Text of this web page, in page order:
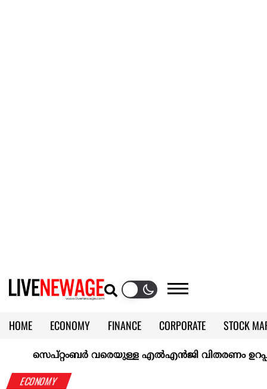
HOME ECONOMY FINANCE CORPORATE
STOCK
CALENDAR
KERALA @70
സെപ്റ്റംബർ വരെയുള്ള എൽഎൻജി വിതരണം ഉറപ്പാക്കി
ECONOMY